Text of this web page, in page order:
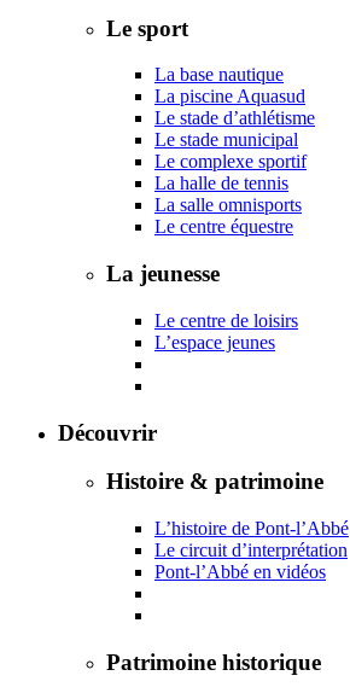
Le sport
La base nautique
La piscine Aquasud
Le stade d’athlétisme
Le stade municipal
Le complexe sportif
La halle de tennis
La salle omnisports
Le centre équestre
La jeunesse
Le centre de loisirs
L’espace jeunes
Découvrir
Histoire & patrimoine
L’histoire de Pont-l’Abbé
Le circuit d’interprétation
Pont-l’Abbé en vidéos
Patrimoine historique